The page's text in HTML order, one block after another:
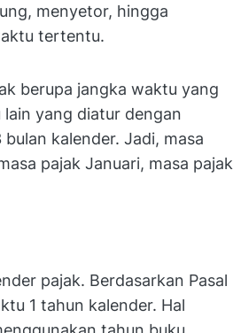
menyetor, hingga
tertentu.
berupa jangka waktu yang
yang diatur dengan
kalender. Jadi, masa
pajak Januari, masa pajak
pajak. Berdasarkan Pasal
1 tahun kalender. Hal